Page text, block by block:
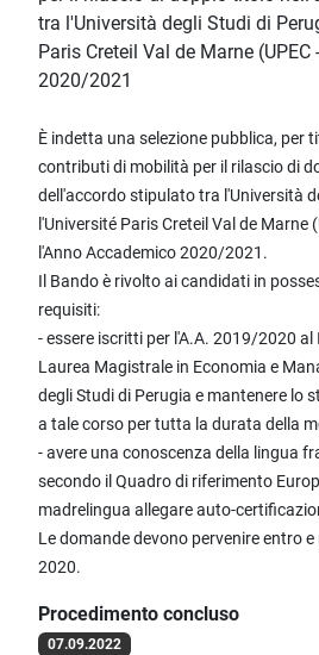
tra l'Università degli Studi di
Paris Creteil Val de Marne (UPEC
2020/2021
È indetta una selezione pubblica, per
contributi di mobilità per il rilascio di
dell'accordo stipulato tra l'Università
l'Université Paris Creteil Val de Marne
l'Anno Accademico 2020/2021.
Il Bando è rivolto ai candidati in
requisiti:
- essere iscritti per l'A.A. 2019/2020 al
Laurea Magistrale in Economia e
degli Studi di Perugia e mantenere lo
a tale corso per tutta la durata della
- avere una conoscenza della lingua
secondo il Quadro di riferimento
madrelingua allegare auto-
Le domande devono pervenire entro
2020.
Procedimento concluso
07.09.2022